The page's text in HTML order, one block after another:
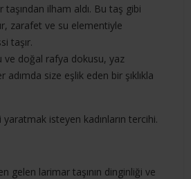
ilham aldı. Bu taş gibi
zarafet ve su elementiyle
taşır.
ve doğal rafya dokusu, yaz
size eşlik eden bir şıklıkla
isteyen kadınların tercihi.
gelen larimar taşının dinginliği ve